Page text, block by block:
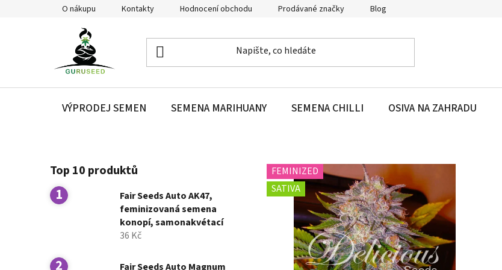
O nákupu Kontakty Hodnocení obchodu Prodávané značky Blog
VÝPRODEJ SEMEN SEMENA MARIHUANY SEMENA CHILLI OSIVA NA ZAHRADU
o
s
t
n
Top 10 produktů
Fair Seeds Auto AK47,
feminizovaná semena
konopí, samonakvétací
36 Kč
Fair Seeds Auto Magnum
FEMINIZED
SATIVA